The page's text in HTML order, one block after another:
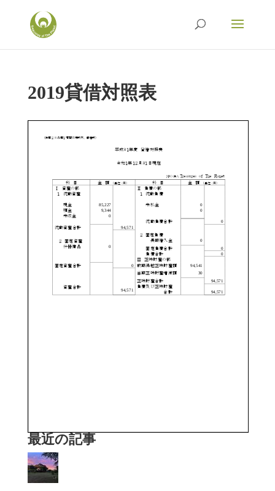
2019貸借対照表
最近の記事